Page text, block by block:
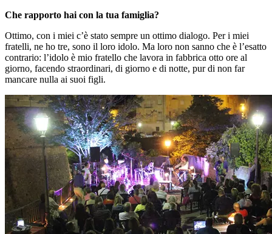
Che rapporto hai con la tua famiglia?
Ottimo, con i miei c’è stato sempre un ottimo dialogo. Per i miei
fratelli, ne ho tre, sono il loro idolo. Ma loro non sanno che è l’esatto
contrario: l’idolo è mio fratello che lavora in fabbrica otto ore al
giorno, facendo straordinari, di giorno e di notte, pur di non far
mancare nulla ai suoi figli.